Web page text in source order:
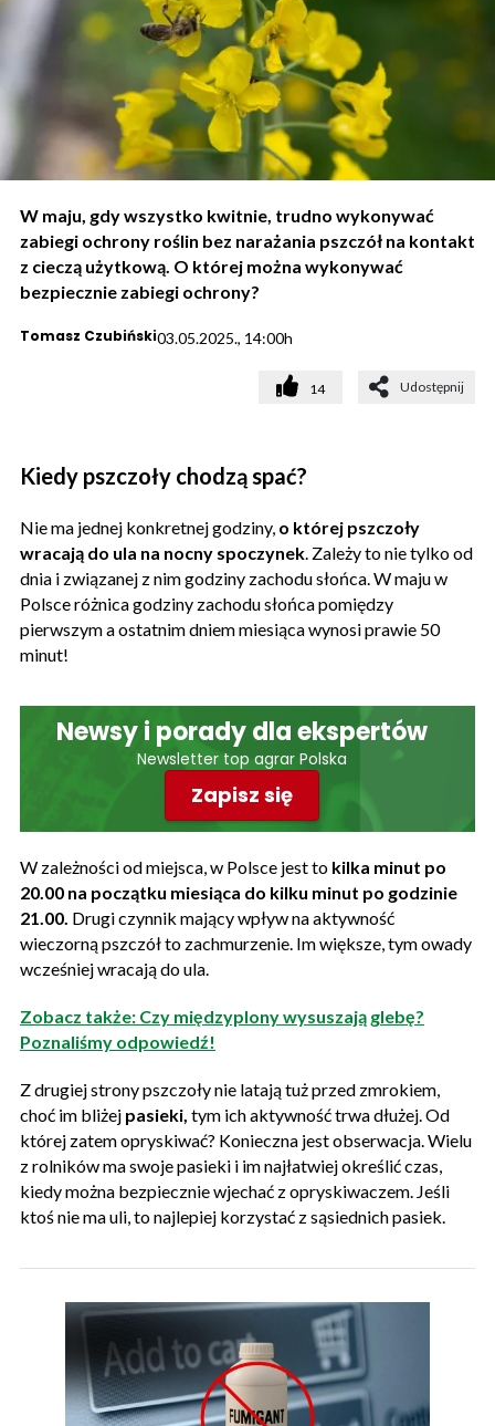
W maju, gdy wszystko kwitnie, trudno wykonywać
zabiegi ochrony roślin bez narażania pszczół na kontakt
z cieczą użytkową. O której można wykonywać
bezpiecznie zabiegi ochrony?
Tomasz Czubiński03.05.2025., 14:00h
14 Udostępnij
Kiedy pszczoły chodzą spać?
Nie ma jednej konkretnej godziny, o której pszczoły
wracają do ula na nocny spoczynek . Zależy to nie tylko od
dnia i związanej z nim godziny zachodu słońca. W maju w
Polsce różnica godziny zachodu słońca pomiędzy
pierwszym a ostatnim dniem miesiąca wynosi prawie 50
minut!
Newsy i porady dla ekspertów
Newsletter top agrar Polska
Zapisz się
W zależności od miejsca, w Polsce jest to kilka minut po
20.00 na początku miesiąca do kilku minut po godzinie
21.00. Drugi czynnik mający wpływ na aktywność
wieczorną pszczół to zachmurzenie. Im większe, tym owady
wcześniej wracają do ula.
Zobacz także: Czy międzyplony wysuszają glebę?
Poznaliśmy odpowiedź!
Z drugiej strony pszczoły nie latają tuż przed zmrokiem,
choć im bliżej pasieki, tym ich aktywność trwa dłużej. Od
której zatem opryskiwać? Konieczna jest obserwacja. Wielu
z rolników ma swoje pasieki i im najłatwiej określić czas,
kiedy można bezpiecznie wjechać z opryskiwaczem. Jeśli
ktoś nie ma uli, to najlepiej korzystać z sąsiednich pasiek.